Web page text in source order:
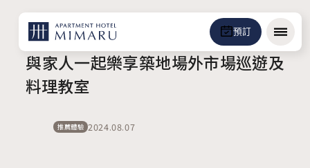
選單
預訂
與家人一起樂享築地場外市場巡遊及
料理教室
推薦體驗 2024.08.07